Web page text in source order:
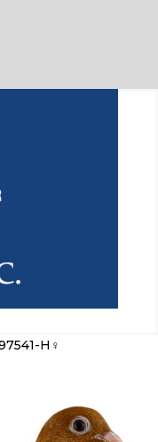
H♀